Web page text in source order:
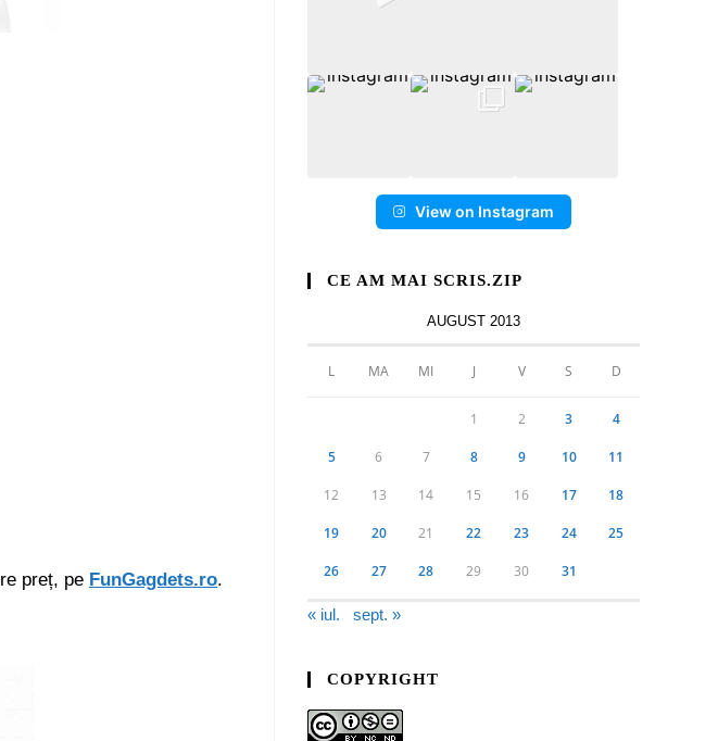
preț, pe FunGagdets.ro.
View on Instagram
CE AM MAI SCRIS.ZIP
AUGUST 2013
L MA MI J V S D
1 2 3 4
5 6 7 8 9 10 11
12 13 14 15 16 17 18
19 20 21 22 23 24 25
26 27 28 29 30 31
« iul. sept. »
COPYRIGHT